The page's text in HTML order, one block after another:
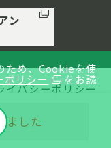
ました
ン
イバシーポリシー
Co., Ltd. All
ため、Cookieを使
ポリシー をお読